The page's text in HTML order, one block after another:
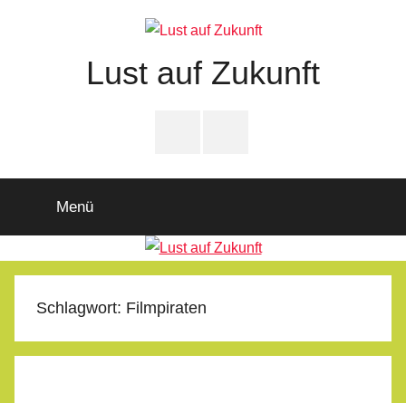
Lust auf Zukunft
Menü
Schlagwort: Filmpiraten